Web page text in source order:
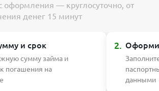
оформления — круглосуточно, от
денег 15 минут
и срок
сумму займа и
погашения на
2.
данными